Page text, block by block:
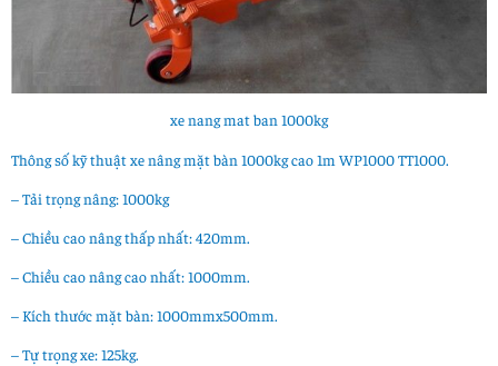
xe nang mat ban 1000kg
Thông số kỹ thuật xe nâng mặt bàn 1000kg cao 1m WP1000 TT1000.
– Tải trọng nâng: 1000kg
– Chiều cao nâng thấp nhất: 420mm.
– Chiều cao nâng cao nhất: 1000mm.
– Kích thước mặt bàn: 1000mmx500mm.
– Tự trọng xe: 125kg.